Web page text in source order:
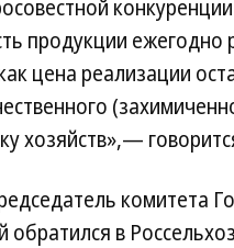
продукции ежегодно
цена реализации
хозяйств»,—
комитета
в